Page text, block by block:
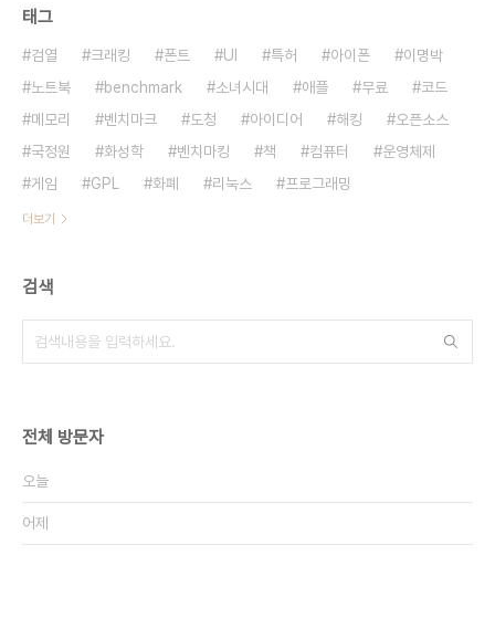
태그
검열 크래킹 폰트 UI 특허 아이폰
이명박
노트북
benchmark 소녀시대 애플 무료
코드
메모리
벤치마크 도청 아이디어 해킹
오픈소스
국정원
화성학 벤치마킹 책 컴퓨터
운영체제
게임
GPL 화폐 리눅스 프로그래밍
더보기
검색
전체 방문자
오늘
어제